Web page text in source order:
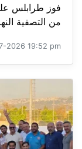
من التصفية
2026 19:52 pm